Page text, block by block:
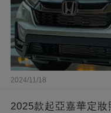
2024/11/18
2025款起亞嘉華定